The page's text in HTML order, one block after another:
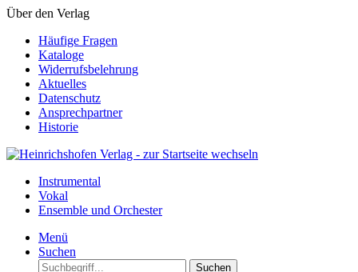
Über den Verlag
Häufige Fragen
Kataloge
Widerrufsbelehrung
Aktuelles
Datenschutz
Ansprechpartner
Historie
Instrumental
Vokal
Ensemble und Orchester
Menü
Suchen
Suchen